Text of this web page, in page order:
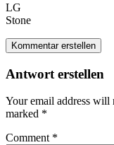
LG
Stone
Kommentar erstellen
Antwort erstellen
Your email address will
marked *
Comment *